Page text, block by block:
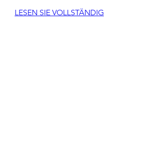
LESEN SIE VOLLSTÄNDIG